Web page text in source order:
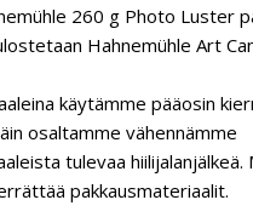
260 g Photo Luster
Hahnemühle Art
käytämme pääosin
osaltamme vähennämme
tulevaa hiilijalanjälkeä.
pakkausmateriaalit.